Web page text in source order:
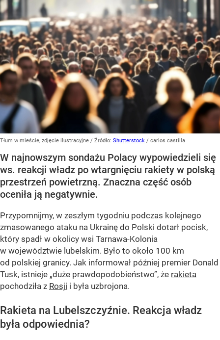
Tłum w mieście, zdjęcie ilustracyjne / Źródło: Shutterstock / carlos castilla
W najnowszym sondażu Polacy wypowiedzieli się
ws. reakcji władz po wtargnięciu rakiety w polską
przestrzeń powietrzną. Znaczna część osób
oceniła ją negatywnie.
Przypomnijmy, w zeszłym tygodniu podczas kolejnego
zmasowanego ataku na Ukrainę do Polski dotarł pocisk,
który spadł w okolicy wsi Tarnawa-Kolonia
w województwie lubelskim. Było to około 100 km
od polskiej granicy. Jak informował później premier Donald
Tusk, istnieje „duże prawdopodobieństwo”, że rakieta
pochodziła z Rosji i była uzbrojona.
Rakieta na Lubelszczyźnie. Reakcja władz
była odpowiednia?